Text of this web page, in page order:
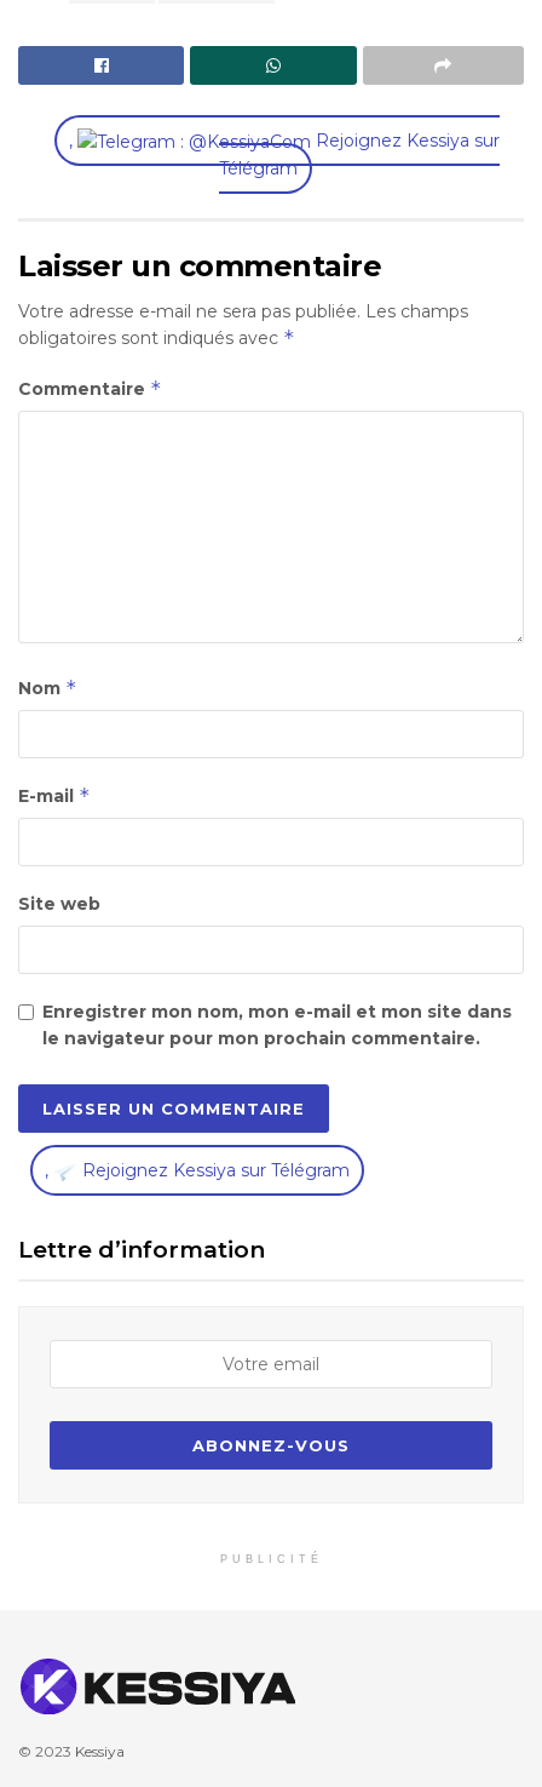
,
Rejoignez Kessiya sur
Télégram
Laisser un commentaire
Votre adresse e-mail ne sera pas publiée. Les champs
obligatoires sont indiqués avec *
Commentaire *
Nom *
E-mail *
Site web
Enregistrer mon nom, mon e-mail et mon site dans
le navigateur pour mon prochain commentaire.
, Rejoignez Kessiya sur Télégram
Lettre d’information
PUBLICITÉ
© 2023 Kessiya